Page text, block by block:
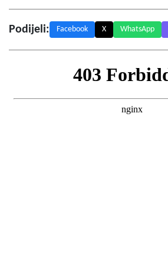
Podijeli: Facebook X WhatsApp